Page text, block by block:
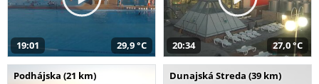
19:01 29,9 °C 20:34 27,0 °C
Podhájska (21 km) Dunajská Streda (39 km)